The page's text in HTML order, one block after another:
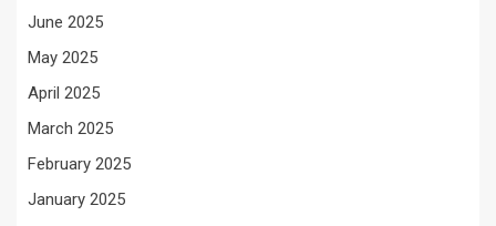
June 2025
May 2025
April 2025
March 2025
February 2025
January 2025